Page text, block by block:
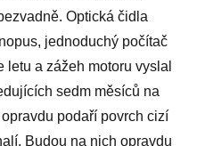
Optická čidla
jednoduchý počítač
a zážeh motoru vyslal
sedm měsíců na
podaří povrch cizí
Budou na nich opravdu